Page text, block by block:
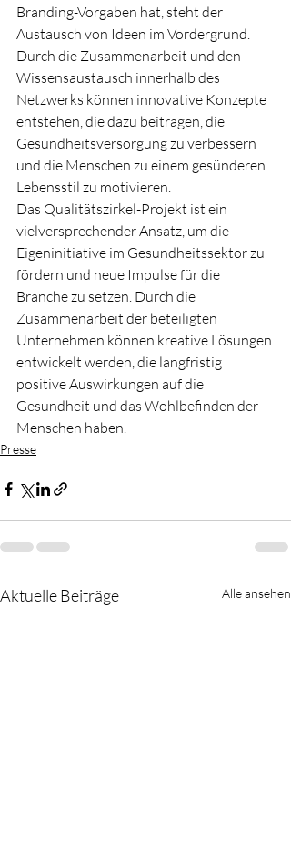
Branding-Vorgaben hat, steht der
Austausch von Ideen im Vordergrund.
Durch die Zusammenarbeit und den
Wissensaustausch innerhalb des
Netzwerks können innovative Konzepte
entstehen, die dazu beitragen, die
Gesundheitsversorgung zu verbessern
und die Menschen zu einem gesünderen
Lebensstil zu motivieren.
Das Qualitätszirkel-Projekt ist ein
vielversprechender Ansatz, um die
Eigeninitiative im Gesundheitssektor zu
fördern und neue Impulse für die
Branche zu setzen. Durch die
Zusammenarbeit der beteiligten
Unternehmen können kreative Lösungen
entwickelt werden, die langfristig
positive Auswirkungen auf die
Gesundheit und das Wohlbefinden der
Menschen haben.
Presse
Aktuelle Beiträge Alle ansehen